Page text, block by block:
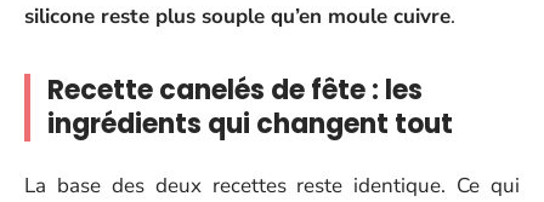
silicone reste plus souple qu’en moule cuivre.
Recette canelés de fête : les
ingrédients qui changent tout
La base des deux recettes reste identique. Ce qui